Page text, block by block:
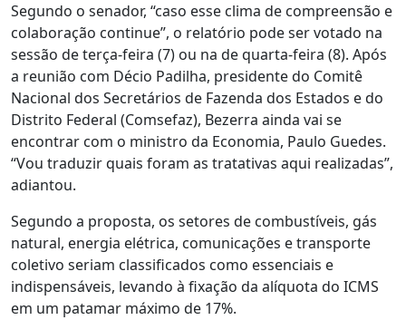
Segundo o senador, “caso esse clima de compreensão e
colaboração continue”, o relatório pode ser votado na
sessão de terça-feira (7) ou na de quarta-feira (8). Após
a reunião com Décio Padilha, presidente do Comitê
Nacional dos Secretários de Fazenda dos Estados e do
Distrito Federal (Comsefaz), Bezerra ainda vai se
encontrar com o ministro da Economia, Paulo Guedes.
“Vou traduzir quais foram as tratativas aqui realizadas”,
adiantou.
Segundo a proposta, os setores de combustíveis, gás
natural, energia elétrica, comunicações e transporte
coletivo seriam classificados como essenciais e
indispensáveis, levando à fixação da alíquota do ICMS
em um patamar máximo de 17%.